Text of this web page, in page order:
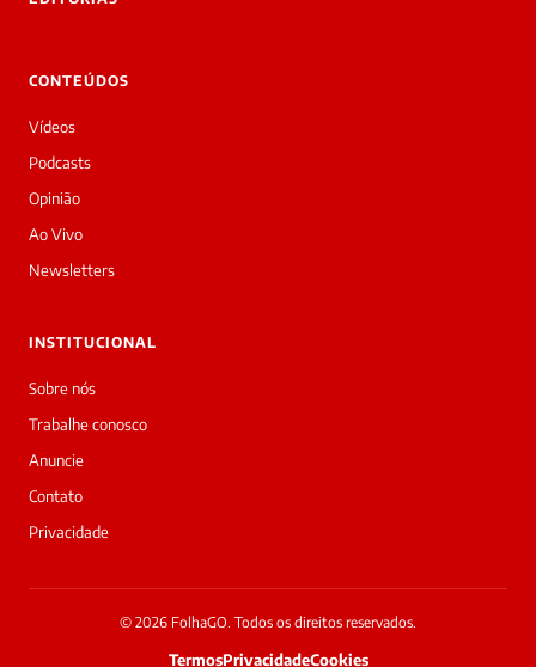
Bom
dia!
Sou
a
daqui
do
Prime.
Sabrina
Ferreira
acabou
de
cobrir
matéria
—
galera
CONTEÚDOS
Vídeos
Podcasts
Opinião
Ao Vivo
Newsletters
INSTITUCIONAL
Sobre nós
Trabalhe conosco
Anuncie
Contato
Privacidade
© 2026 FolhaGO. Todos os direitos reservados.
TermosPrivacidadeCookies